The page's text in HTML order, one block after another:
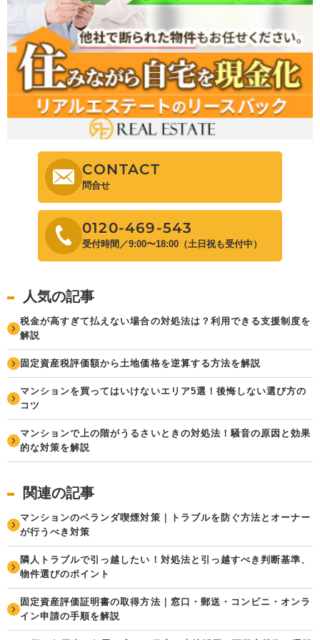
CONTACT
問合せ
0120-469-543
受付時間／9:00〜18:00（土日祝も受付中）
人気の記事
税金が高すぎて払えない場合の対処法は？利用できる支援制度を
解説
固定資産税評価額から土地価格を逆算する方法を解説
マンションを買ってはいけないエリア5選！後悔しない選び方の
コツ
マンションで上の階がうるさいときの対処法！騒音の原因と効果
的な対策を解説
関連の記事
マンションのベランダ喫煙対策｜トラブルを防ぐ方法とオーナー
が行うべき対策
隣人トラブルで引っ越したい！対処法と引っ越すべき判断基準、
物件選びのポイント
固定資産評価証明書の取得方法｜窓口・郵送・コンビニ・オンラ
イン申請の手順を解説